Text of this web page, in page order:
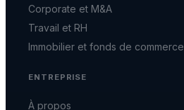
Corporate et M&A
Travail et RH
Immobilier et fonds de commerce
ENTREPRISE
À propos